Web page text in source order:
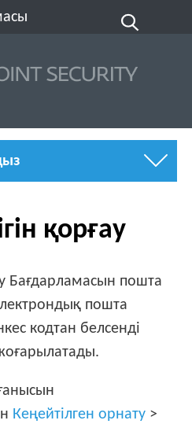
қорғау
Бағдарламасын пошта
пошта
кодтан белсенді
Кеңейтілген орнату >